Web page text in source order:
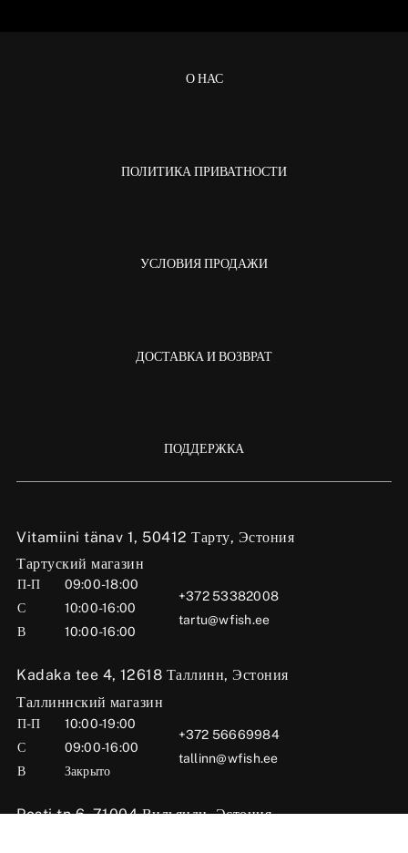
Vitamiini tänav 1, 50412 Тарту, Эстония
Тартуский магазин
П-П
09:00-18:00
С
10:00-16:00
В
10:00-16:00
+372 53382008
tartu@wfish.ee
Kadaka tee 4, 12618 Таллинн, Эстония
Таллиннский магазин
П-П
10:00-19:00
С
09:00-16:00
В
Закрыто
+372 56669984
tallinn@wfish.ee
Posti tn 6, 71004 Вильянди, Эстония
О НАС
ПОЛИТИКА ПРИВАТНОСТИ
УСЛОВИЯ ПРОДАЖИ
ДОСТАВКА И ВОЗВРАТ
ПОДДЕРЖКА